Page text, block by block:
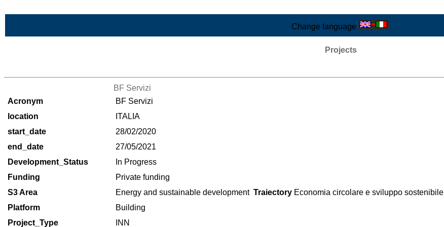
Change language
Projects
BF Servizi
Acronym
BF Servizi
location
ITALIA
start_date
28/02/2020
end_date
27/05/2021
Development_Status
In Progress
Funding
Private funding
S3 Area
Energy and sustainable development Traiectory Economia circolare e sviluppo sostenibile
Platform
Building
Project_Type
INN